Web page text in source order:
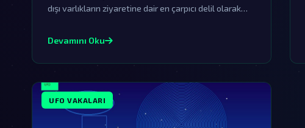
dışı varlıkların ziyaretine dair en çarpıcı delil olarak
Devamını Oku
UFO VAKALARI